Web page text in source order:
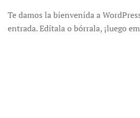
Te damos la bienvenida a
entrada. Edítala o bórrala, ¡luego